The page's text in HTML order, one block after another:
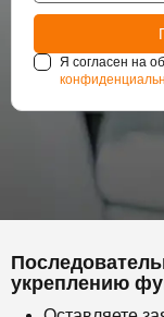
Я согласен на
укреплению